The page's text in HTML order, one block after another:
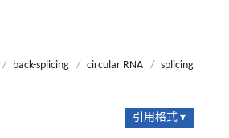
/ back-splicing / circular RNA / splicing
引用格式 ▾